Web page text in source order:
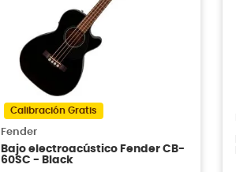
Calibración Gratis
Fender
Bajo electroacústico Fender CB-
60SC - Black